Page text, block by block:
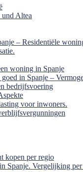
Altea
– Residentiële
woning in Spanje
in Spanje –
bedrijfsvoering
voor inwoners.
kopen per regio
Spanje. Vergelijking